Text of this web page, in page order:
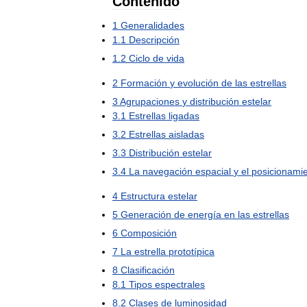
1 Generalidades
1 1 Descripción
1 2 Ciclo de vida
2 Formación y evolución de las estrellas
3 Agrupaciones y distribución estelar
3 1 Estrellas ligadas
3 2 Estrellas aisladas
3 3 Distribución estelar
3 4 La navegación espacial y el
4 Estructura estelar
5 Generación de energía en las estrellas
6 Composición
7 La estrella prototípica
8 Clasificación
8 1 Tipos espectrales
8 2 Clases de luminosidad